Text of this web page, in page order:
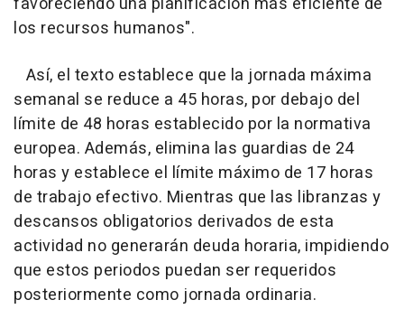
los recursos humanos".
Así, el texto establece que la jornada máxima
semanal se reduce a 45 horas, por debajo del
límite de 48 horas establecido por la normativa
europea. Además, elimina las guardias de 24
horas y establece el límite máximo de 17 horas
de trabajo efectivo. Mientras que las libranzas y
descansos obligatorios derivados de esta
actividad no generarán deuda horaria, impidiendo
que estos periodos puedan ser requeridos
posteriormente como jornada ordinaria.